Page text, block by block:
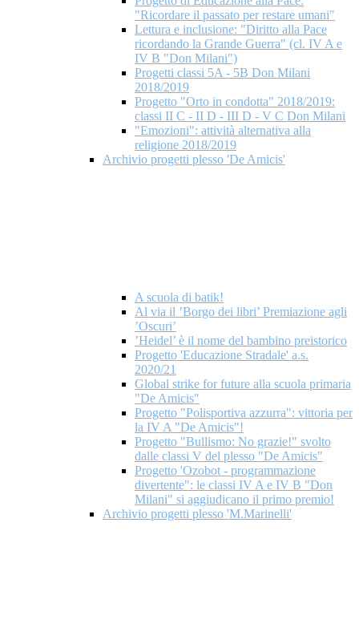
"Ricordare il passato per restare umani"
Lettura e inclusione: "Diritto alla Pace
ricordando la Grande Guerra" (cl. IV A e
IV B "Don Milani")
Progetti classi 5A - 5B Don Milani
2018/2019
Progetto "Orto in condotta" 2018/2019:
classi II C - II D - III D - V C Don Milani
"Emozioni": attività alternativa alla
religione 2018/2019
Archivio progetti plesso 'De Amicis'
A scuola di batik!
Al via il ’Borgo dei libri’ Premiazione agli
’Oscuri’
’Heidel’ è il nome del bambino preistorico
Progetto 'Educazione Stradale' a.s.
2020/21
Global strike for future alla scuola primaria
"De Amicis"
Progetto "Polisportiva azzurra": vittoria per
la IV A "De Amicis"!
Progetto "Bullismo: No grazie!" svolto
dalle classi V del plesso "De Amicis"
Progetto 'Ozobot - programmazione
divertente": le classi IV A e IV B "Don
Milani" si aggiudicano il primo premio!
Archivio progetti plesso 'M.Marinelli'